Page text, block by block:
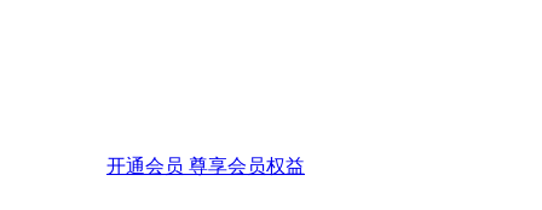
开通会员 尊享会员权益